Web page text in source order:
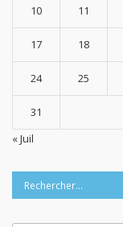
10 11
17 18
24 25
31
« Juil